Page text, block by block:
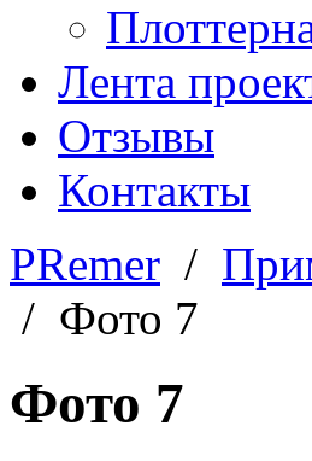
Лента
Отзывы
Контакты
PRemer /
/ Фото 7
Фото 7